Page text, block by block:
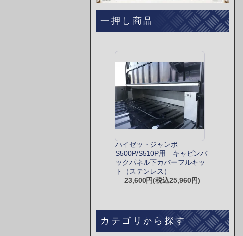
一押し商品
ハイゼットジャンボ
S500P/S510P用 キャビンバ
ックパネル下カバーフルキッ
ト（ステンレス）
23,600円(税込25,960円)
カテゴリから探す